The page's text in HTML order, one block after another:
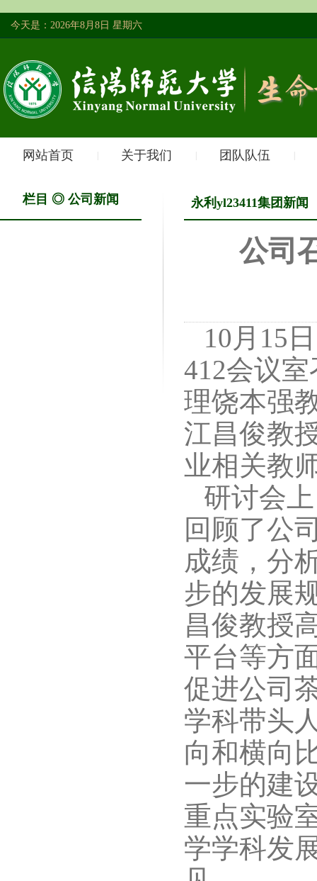
今天是：2026年8月8日 星期六
网站首页 关于我们 团队队伍
栏目 ◎ 公司新闻 永利yl23411集团新闻
公司
10月15
412会议
理饶本强
江昌俊教
业相关教
研讨会
回顾了公
成绩，分
步的发展
昌俊教授
平台等方
促进公司
学科带头
向和横向
一步的建
重点实验
学学科发